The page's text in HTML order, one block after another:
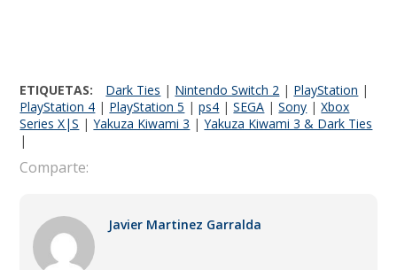
ETIQUETAS: Dark Ties | Nintendo Switch 2 | PlayStation |
PlayStation 4 | PlayStation 5 |ps4 |SEGA |Sony |Xbox
Series X|S |Yakuza Kiwami 3 |Yakuza Kiwami 3 & Dark Ties
|
Comparte:
Javier Martinez Garralda